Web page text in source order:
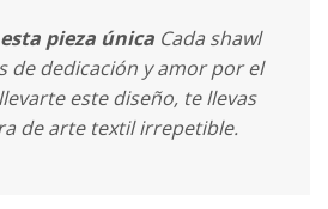
pieza única Cada shawl
de dedicación y amor por el
este diseño, te llevas
de arte textil irrepetible.